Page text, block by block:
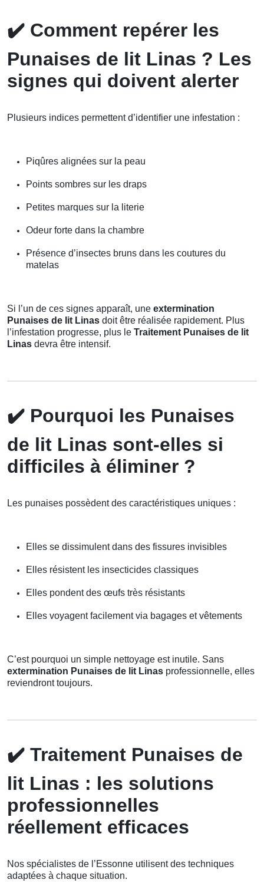
✔️ Comment repérer les
Punaises de lit Linas ? Les
signes qui doivent alerter
Plusieurs indices permettent d’identifier une infestation :
Piqûres alignées sur la peau
Points sombres sur les draps
Petites marques sur la literie
Odeur forte dans la chambre
Présence d’insectes bruns dans les coutures du
matelas
Si l’un de ces signes apparaît, une extermination
Punaises de lit Linas doit être réalisée rapidement. Plus
l’infestation progresse, plus le Traitement Punaises de lit
Linas devra être intensif.
✔️ Pourquoi les Punaises
de lit Linas sont-elles si
difficiles à éliminer ?
Les punaises possèdent des caractéristiques uniques :
Elles se dissimulent dans des fissures invisibles
Elles résistent les insecticides classiques
Elles pondent des œufs très résistants
Elles voyagent facilement via bagages et vêtements
C’est pourquoi un simple nettoyage est inutile. Sans
extermination Punaises de lit Linas professionnelle, elles
reviendront toujours.
✔️ Traitement Punaises de
lit Linas : les solutions
professionnelles
réellement efficaces
Nos spécialistes de l’Essonne utilisent des techniques
adaptées à chaque situation.